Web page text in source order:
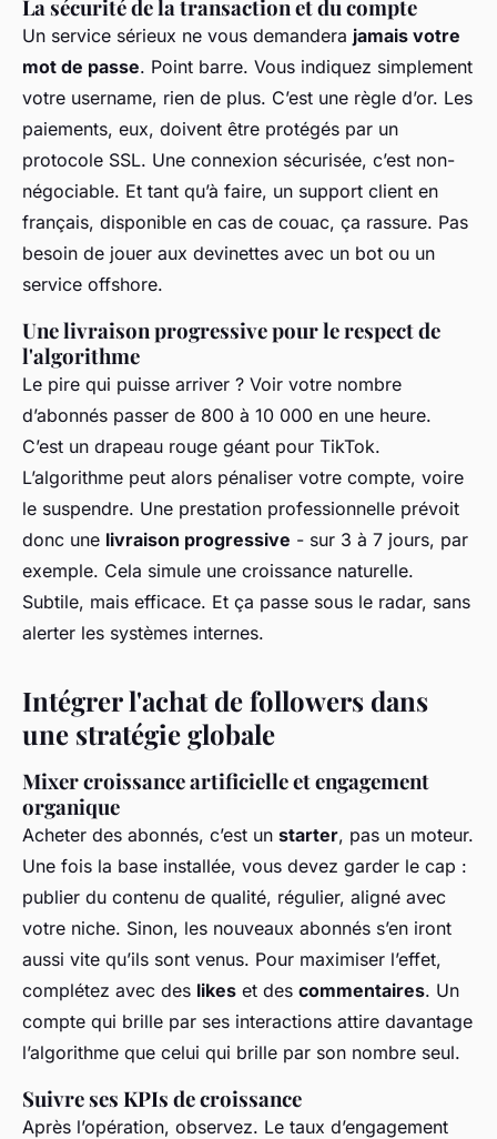
La sécurité de la transaction et du compte
Un service sérieux ne vous demandera jamais votre
mot de passe. Point barre. Vous indiquez simplement
votre username, rien de plus. C’est une règle d’or. Les
paiements, eux, doivent être protégés par un
protocole SSL. Une connexion sécurisée, c’est non-
négociable. Et tant qu’à faire, un support client en
français, disponible en cas de couac, ça rassure. Pas
besoin de jouer aux devinettes avec un bot ou un
service offshore.
Une livraison progressive pour le respect de
l'algorithme
Le pire qui puisse arriver ? Voir votre nombre
d’abonnés passer de 800 à 10 000 en une heure.
C’est un drapeau rouge géant pour TikTok.
L’algorithme peut alors pénaliser votre compte, voire
le suspendre. Une prestation professionnelle prévoit
donc une livraison progressive - sur 3 à 7 jours, par
exemple. Cela simule une croissance naturelle.
Subtile, mais efficace. Et ça passe sous le radar, sans
alerter les systèmes internes.
Intégrer l'achat de followers dans
une stratégie globale
Mixer croissance artificielle et engagement
organique
Acheter des abonnés, c’est un starter, pas un moteur.
Une fois la base installée, vous devez garder le cap :
publier du contenu de qualité, régulier, aligné avec
votre niche. Sinon, les nouveaux abonnés s’en iront
aussi vite qu’ils sont venus. Pour maximiser l’effet,
complétez avec des likes et des commentaires. Un
compte qui brille par ses interactions attire davantage
l’algorithme que celui qui brille par son nombre seul.
Suivre ses KPIs de croissance
Après l’opération, observez. Le taux d’engagement